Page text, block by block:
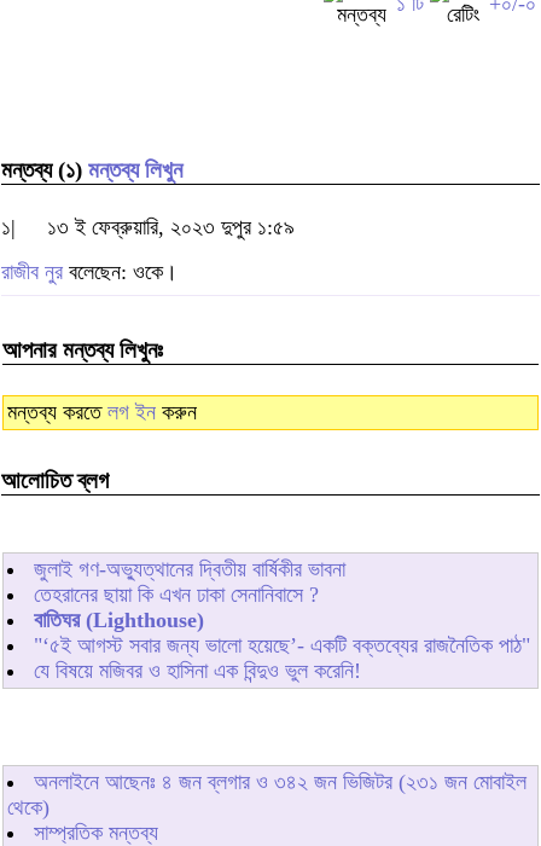
মন্তব্য (১) মন্তব্য লিখুন
১|
১৩ ই ফেব্রুয়ারি, ২০২৩ দুপুর ১:৫৯
রাজীব নুর বলেছেন: ওকে।
আপনার মন্তব্য লিখুনঃ
মন্তব্য করতে লগ ইন করুন
আলোচিত ব্লগ
জুলাই গণ-অভ্যুত্থানের দ্বিতীয় বার্ষিকীর ভাবনা
তেহরানের ছায়া কি এখন ঢাকা সেনানিবাসে ?
বাতিঘর (Lighthouse)
"‘৫ই আগস্ট সবার জন্য ভালো হয়েছে’- একটি বক্তব্যের রাজনৈতিক পাঠ"
যে বিষয়ে মজিবর ও হাসিনা এক বিন্দুও ভুল করেনি!
অনলাইনে আছেনঃ ৪ জন ব্লগার ও ৩৪২ জন ভিজিটর (২৩১ জন মোবাইল
থেকে)
সাম্প্রতিক মন্তব্য